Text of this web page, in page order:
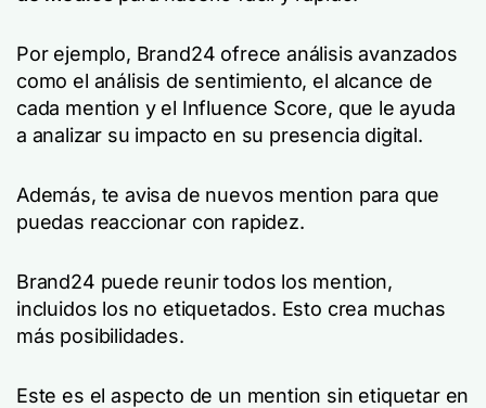
Por ejemplo, Brand24 ofrece análisis avanzados
como el análisis de sentimiento, el alcance de
cada mention y el Influence Score, que le ayuda
a analizar su impacto en su presencia digital.
Además, te avisa de nuevos mention para que
puedas reaccionar con rapidez.
Brand24 puede reunir todos los mention,
incluidos los no etiquetados. Esto crea muchas
más posibilidades.
Este es el aspecto de un mention sin etiquetar en